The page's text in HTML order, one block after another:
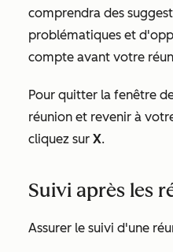
comprendra des
problématiques et
compte avant votre
Pour quitter la fenêtre
réunion et revenir à
cliquez sur X.
Suivi après les
Assurer le suivi d'une